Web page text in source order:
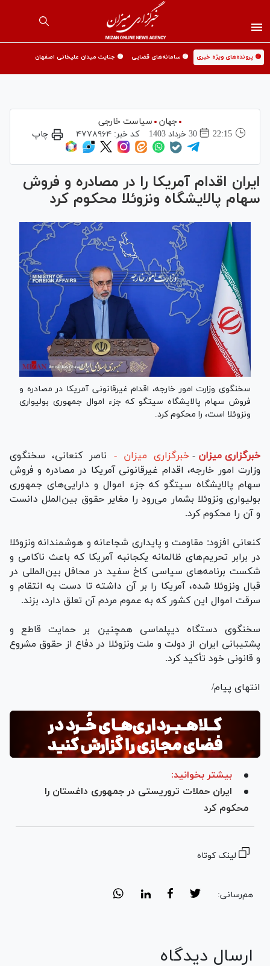
🟡 پرونده‌های ویژه خبری 🟡 سامانه‌های قضایی 🟡 جنایت میدان علیخانی اصفهان
جهان
سیاست خارجی
22:15
30 خرداد 1403 کد خبر: ۴۷۷۸۹۶۴ چاپ
ایران اقدام آمریکا را در مصادره و فروش
سهام پالایشگاه ونزوئلا محکوم کرد
سخنگوی وزارت امور خارجه، اقدام غیرقانونی آمریکا در مصادره و
فروش سهام پالایشگاه سیتگو که جزء اموال جمهوری بولیواری
ونزوئلا است، را محکوم کرد.
خبرگزاری میزان - خبرگزاری میزان - ناصر کنعانی، سخنگوی
وزارت امور خارجه، اقدام غیرقانونی آمریکا در مصادره و فروش
سهام پالایشگاه سیتگو که جزء اموال و دارایی‌های جمهوری
بولیواری ونزوئلا بشمار می‌رود را مغایر حقوق بین‌الملل دانست
و آن را محکوم کرد.
کنعانی افزود: مقاومت و پایداری شجاعانه و هوشمندانه ونزوئلا
در برابر تحریم‌های ظالمانه یکجانبه آمریکا که باعث ناکامی و
شکست برنامه‌های سیاسی کاخ سفید در محافل بین‌المللی در
قبال ونزوئلا شده، آمریکا را بر آن داشته تا دست به انتقام و
سرقت اموال این کشور که به عموم مردم آن تعلق دارد، بزند.
سخنگوی دستگاه دیپلماسی همچنین بر حمایت قاطع و
پشتیبانی ایران از دولت و ملت ونزوئلا در دفاع از حقوق مشروع
و قانونی خود تأکید کرد.
انتهای پیام/
بیشتر بخوانید:
ایران حملات تروریستی در جمهوری داغستان را
محکوم کرد
لینک کوتاه
هم‌رسانی:
ارسال دیدگاه